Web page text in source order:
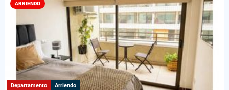
ARRIENDO
Departamento Arriendo